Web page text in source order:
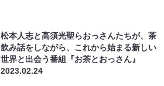
松本人志と高須光聖らおっさんたちが、茶
飲み話をしながら、これから始まる新しい
世界と出会う番組『お茶とおっさん』
2023.02.24